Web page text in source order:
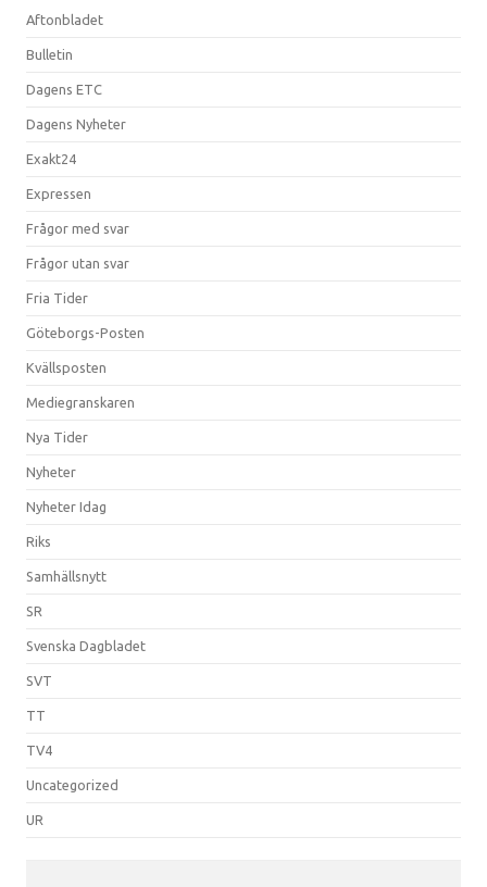
Aftonbladet
Bulletin
Dagens ETC
Dagens Nyheter
Exakt24
Expressen
Frågor med svar
Frågor utan svar
Fria Tider
Göteborgs-Posten
Kvällsposten
Mediegranskaren
Nya Tider
Nyheter
Nyheter Idag
Riks
Samhällsnytt
SR
Svenska Dagbladet
SVT
TT
TV4
Uncategorized
UR